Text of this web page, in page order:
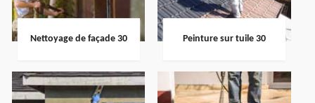
Nettoyage de façade 30 Peinture sur tuile 30